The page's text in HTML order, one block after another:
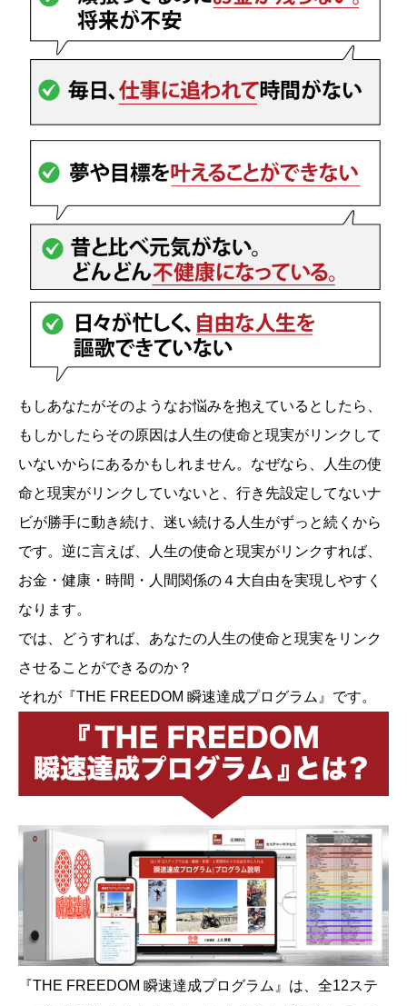
もしあなたがそのようなお悩みを抱えているとしたら、
もしかしたらその原因は人生の使命と現実がリンクして
いないからにあるかもしれません。なぜなら、人生の使
命と現実がリンクしていないと、行き先設定してないナ
ビが勝手に動き続け、迷い続ける人生がずっと続くから
です。逆に言えば、人生の使命と現実がリンクすれば、
お金・健康・時間・人間関係の４大自由を実現しやすく
なります。
では、どうすれば、あなたの人生の使命と現実をリンク
させることができるのか？
それが『THE FREEDOM 瞬速達成プログラム』です。
『THE FREEDOM 瞬速達成プログラム』は、全12ステ